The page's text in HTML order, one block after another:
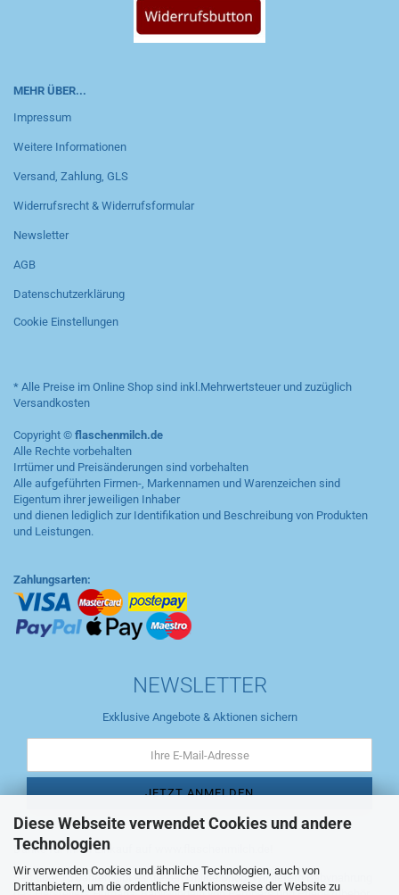
Diese Webseite verwendet Cookies und andere
Technologien
Wir verwenden Cookies und ähnliche Technologien, auch von
Drittanbietern, um die ordentliche Funktionsweise der Website zu
MEHR ÜBER...
Impressum
Weitere Informationen
Versand, Zahlung, GLS
Widerrufsrecht & Widerrufsformular
Newsletter
AGB
Datenschutzerklärung
Cookie Einstellungen
* Alle Preise im Online Shop sind inkl.Mehrwertsteuer und zuzüglich
Versandkosten
Copyright © flaschenmilch.de
Alle Rechte vorbehalten
Irrtümer und Preisänderungen sind vorbehalten
Alle aufgeführten Firmen-, Markennamen und Warenzeichen sind
Eigentum ihrer jeweiligen Inhaber
und dienen lediglich zur Identifikation und Beschreibung von Produkten
und Leistungen.
Zahlungsarten:
NEWSLETTER
Exklusive Angebote & Aktionen sichern
Danke für Ihren Einkauf auf www.flaschenmilch.de!
Seit über 15 Jahren gibt es diesen Online Shop. Wir liefern Babynahrung